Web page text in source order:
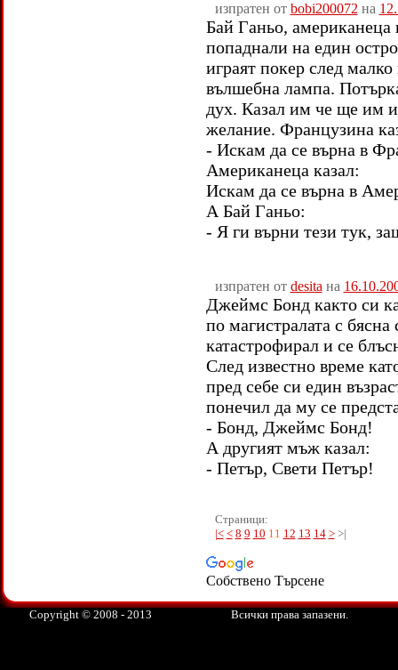
изпратен от bobi200072 на
Бай Ганьо, американеца
попаднали на един
играят покер след
вълшебна лампа.
дух. Казал им че ще им
желание. Французина
- Искам да се върна в
Американеца казал:
Искам да се върна в
А Бай Ганьо:
- Я ги върни тези тук,
изпратен от desita на
Джеймс Бонд както си
по магистралата с бясна
катастрофирал и се
След известно време
пред себе си един
понечил да му се
- Бонд, Джеймс Бонд!
А другият мъж казал:
- Петър, Свети Петър!
Страници:
|< < 8 9 10 11 12 13 14 >>|
Собствено Търсене
Copyright © 2008 - 2013 Всички права запазени.